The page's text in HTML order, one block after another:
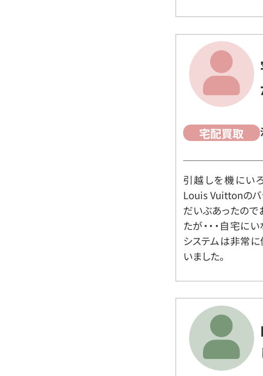
宅配買取
引越しを機にい
Louis Vuittonのバ
だいぶあったので
たが・・・自宅に
システムは非常に
いました。